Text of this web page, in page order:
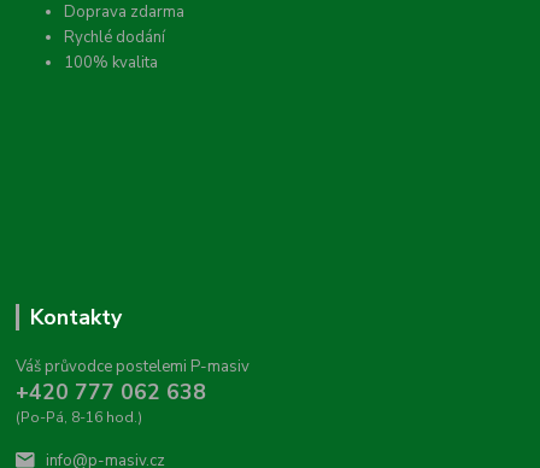
Doprava zdarma
Rychlé dodání
100% kvalita
Kontakty
Váš průvodce postelemi P-masiv
+420 777 062 638
(Po-Pá, 8-16 hod.)
info@p-masiv.cz